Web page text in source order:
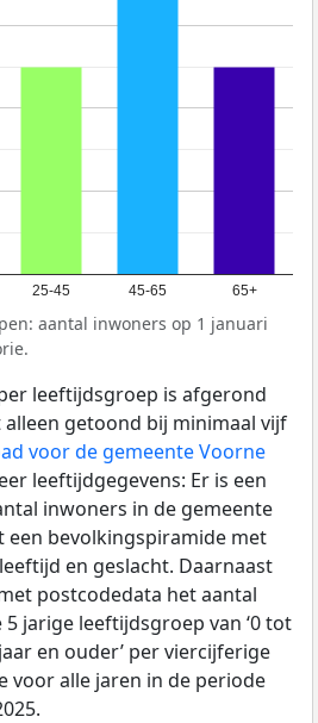
25-45 45-65 65+
aantal inwoners op 1 januari
leeftijdsgroep is afgerond
getoond bij minimaal vijf
voor de gemeente Voorne
leeftijdgegevens: Er is een
inwoners in de gemeente
een bevolkingspiramide met
en geslacht. Daarnaast
postcodedata het aantal
jarige leeftijdsgroep van ‘0 tot
en ouder’ per viercijferige
voor alle jaren in de periode